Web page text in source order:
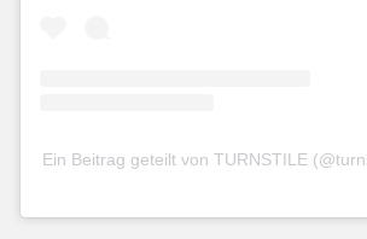
Ein Beitrag geteilt von TURNSTILE